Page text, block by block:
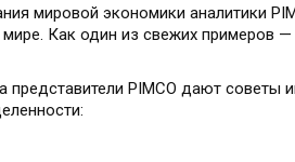
мировой экономики аналитики
Как один из свежих примеров
PIMCO дают советы